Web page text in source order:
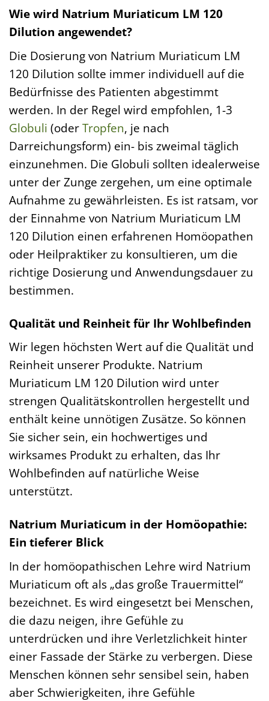
Wie wird Natrium Muriaticum LM 120
Dilution angewendet?
Die Dosierung von Natrium Muriaticum LM
120 Dilution sollte immer individuell auf die
Bedürfnisse des Patienten abgestimmt
werden. In der Regel wird empfohlen, 1-3
Globuli (oderTropfen, je nach
Darreichungsform) ein- bis zweimal täglich
einzunehmen. Die Globuli sollten idealerweise
unter der Zunge zergehen, um eine optimale
Aufnahme zu gewährleisten. Es ist ratsam, vor
der Einnahme von Natrium Muriaticum LM
120 Dilution einen erfahrenen Homöopathen
oder Heilpraktiker zu konsultieren, um die
richtige Dosierung und Anwendungsdauer zu
bestimmen.
Qualität und Reinheit für Ihr Wohlbefinden
Wir legen höchsten Wert auf die Qualität und
Reinheit unserer Produkte. Natrium
Muriaticum LM 120 Dilution wird unter
strengen Qualitätskontrollen hergestellt und
enthält keine unnötigen Zusätze. So können
Sie sicher sein, ein hochwertiges und
wirksames Produkt zu erhalten, das Ihr
Wohlbefinden auf natürliche Weise
unterstützt.
Natrium Muriaticum in der Homöopathie:
Ein tieferer Blick
In der homöopathischen Lehre wird Natrium
Muriaticum oft als „das große Trauermittel“
bezeichnet. Es wird eingesetzt bei Menschen,
die dazu neigen, ihre Gefühle zu
unterdrücken und ihre Verletzlichkeit hinter
einer Fassade der Stärke zu verbergen. Diese
Menschen können sehr sensibel sein, haben
aber Schwierigkeiten, ihre Gefühle